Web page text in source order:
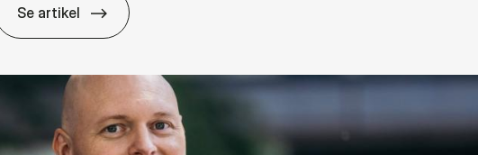
Se artikel
Kar­ri­e­re – uden fil­ter: Mine drøm­me hand­ler ikke om ti­tel,